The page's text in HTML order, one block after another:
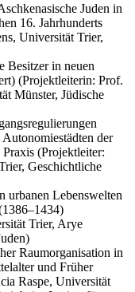
Juden in
16. Jahrhunderts
Universität Trier,
Besitzer in neuen
(Projektleiterin: Prof.
Münster, Jüdische
der
(Projektleiter:
Geschichtliche
urbanen Lebenswelten
Trier, Arye
Raumorganisation in
und Früher
Raspe, Universität